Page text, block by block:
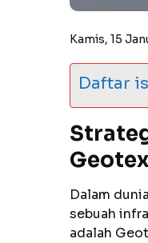
Kamis, 15
Daftar
Dalam
sebuah
adalah